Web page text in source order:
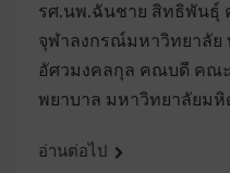
รศ.นพ.ฉันชาย สิทธิพัน
จุฬาลงกรณ์มหาวิทยาลัย
อัศวมงคลกุล คณบดี คณ
พยาบาล มหาวิทยาลัยมหิ
อ่านต่อไป